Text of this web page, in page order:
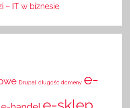
– IT w biznesie
Drupal długość domeny e-